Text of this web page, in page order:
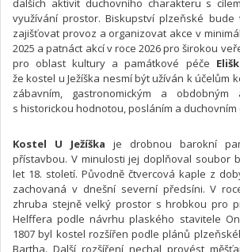
dalších aktivit duchovního charakteru s
využívání prostor. Biskupství plzeňské bude
zajišťovat provoz a organizovat akce v
2025 a patnáct akcí v roce 2026 pro širokou
pro oblast kultury a památkové péče
že kostel u Ježíška nesmí být užíván k účelům
zábavním, gastronomickým a obdobným
s historickou hodnotou, posláním a
Kostel U Ježíška je drobnou barokní
přístavbou. V minulosti jej doplňoval soubor
let 18. století. Původně čtvercová kaple z
zachovaná v dnešní severní předsíni. V
zhruba stejně velký prostor s hrobkou pro
Helffera podle návrhu plaského stavitele
1807 byl kostel rozšířen podle plánů
Bartha. Další rozšíření nechal provést